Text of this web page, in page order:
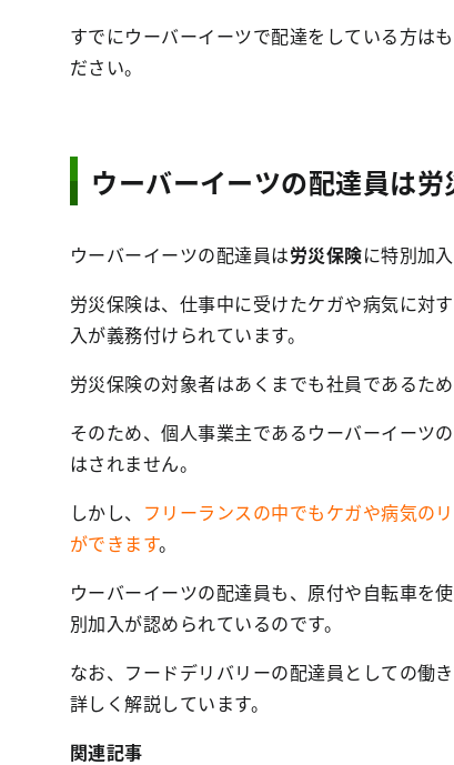
すでにウーバーイーツで配達をしている方は
ださい。
ウーバーイーツの配達員は
ウーバーイーツの配達員は労災保険に特別加
労災保険は、仕事中に受けたケガや病気に対
入が義務付けられています。
労災保険の対象者はあくまでも社員であるた
そのため、個人事業主であるウーバーイーツ
はされません。
しかし、
フリーランスの中でもケガや病気の
ができます。
ウーバーイーツの配達員も、原付や自転車を
別加入が認められているのです。
なお、フードデリバリーの配達員としての働
詳しく解説しています。
関連記事